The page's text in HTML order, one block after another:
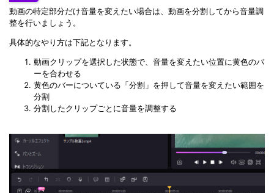
動画の特定部分だけ音量を変えたい場合は、動画を分割してから音量調
整を行いましょう。
具体的なやり方は下記となります。
動画クリップを選択した状態で、音量を変えたい位置に黄色のバ
ーを合わせる
黄色のバーについている「分割」を押して音量を変えたい範囲を
分割
分割したクリップごとに音量を調整する